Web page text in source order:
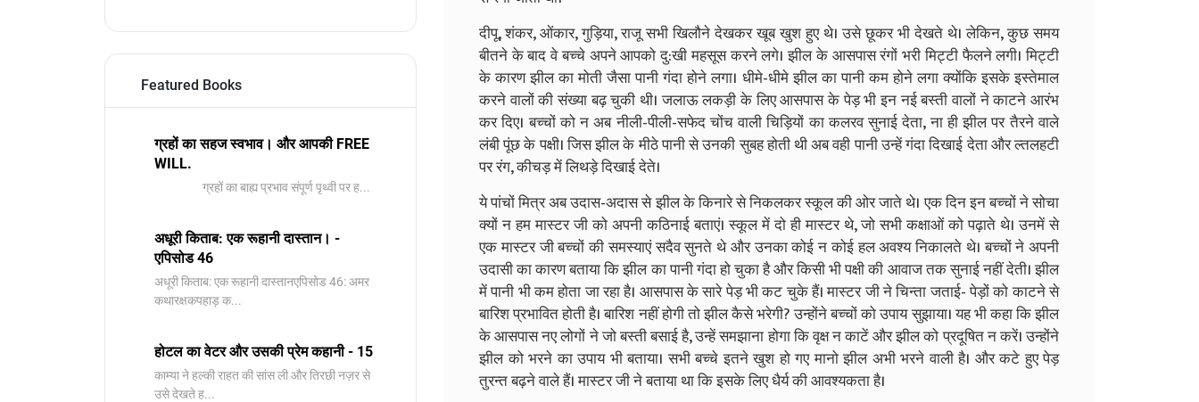
Featured Books
ग्रहों का सहज स्वभाव। और आपकी FREE
WILL.
ग्रहों का बाह्य प्रभाव संपूर्ण पृथ्वी पर ह...
अधूरी किताब: एक रूहानी दास्तान। -
एपिसोड 46
अधूरी किताब: एक रूहानी दास्तानएपिसोड 46: अमर
कथारक्षकपहाड़ क...
होटल का वेटर और उसकी प्रेम कहानी - 15
काम्या ने हल्की राहत की सांस ली और तिरछी नज़र से
उसे देखते ह...
दीपू, शंकर, ओंकार, गुड़िया, राजू सभी खिलौने देखकर खूब खुश हुए थे। उसे छूकर भी देखते थे। लेकिन, कुछ समय
बीतने के बाद वे बच्चे अपने आपको दु:खी महसूस करने लगे। झील के आसपास रंगों भरी मिट्टी फैलने लगी। मिट्टी
के कारण झील का मोती जैसा पानी गंदा होने लगा। धीमे-धीमे झील का पानी कम होने लगा क्योंकि इसके इस्तेमाल
करने वालों की संख्या बढ़ चुकी थी। जलाऊ लकड़ी के लिए आसपास के पेड़ भी इन नई बस्ती वालों ने काटने आरंभ
कर दिए। बच्चों को न अब नीली-पीली-सफेद चोंच वाली चिड़ियों का कलरव सुनाई देता, ना ही झील पर तैरने वाले
लंबी पूंछ के पक्षी। जिस झील के मीठे पानी से उनकी सुबह होती थी अब वही पानी उन्हें गंदा दिखाई देता और ल्तलहटी
पर रंग, कीचड़ में लिथड़े दिखाई देते।
ये पांचों मित्र अब उदास-अदास से झील के किनारे से निकलकर स्कूल की ओर जाते थे। एक दिन इन बच्चों ने सोचा
क्यों न हम मास्टर जी को अपनी कठिनाई बताएं। स्कूल में दो ही मास्टर थे, जो सभी कक्षाओं को पढ़ाते थे। उनमें से
एक मास्टर जी बच्चों की समस्याएं सदैव सुनते थे और उनका कोई न कोई हल अवश्य निकालते थे। बच्चों ने अपनी
उदासी का कारण बताया कि झील का पानी गंदा हो चुका है और किसी भी पक्षी की आवाज तक सुनाई नहीं देती। झील
में पानी भी कम होता जा रहा है। आसपास के सारे पेड़ भी कट चुके हैं। मास्टर जी ने चिन्ता जताई- पेड़ों को काटने से
बारिश प्रभावित होती है। बारिश नहीं होगी तो झील कैसे भरेगी? उन्होंने बच्चों को उपाय सुझाया। यह भी कहा कि झील
के आसपास नए लोगों ने जो बस्ती बसाई है, उन्हें समझाना होगा कि वृक्ष न काटें और झील को प्रदूषित न करें। उन्होंने
झील को भरने का उपाय भी बताया। सभी बच्चे इतने खुश हो गए मानो झील अभी भरने वाली है। और कटे हुए पेड़
तुरन्त बढ़ने वाले हैं। मास्टर जी ने बताया था कि इसके लिए धैर्य की आवश्यकता है।